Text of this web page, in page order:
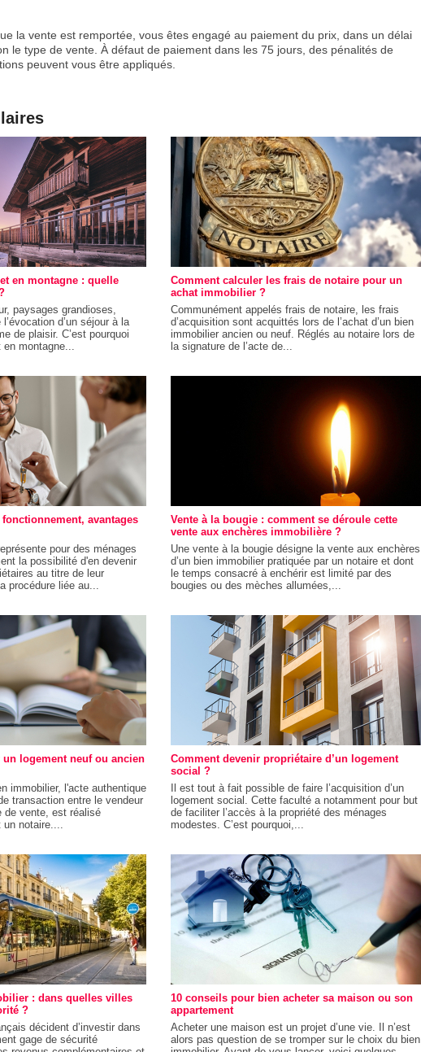
la vente est remportée, vous êtes engagé au paiement du prix, dans un délai
le type de vente. À défaut de paiement dans les 75 jours, des pénalités de
peuvent vous être appliqués.
en montagne : quelle
paysages grandioses,
d’un séjour à la
de plaisir. C’est pourquoi
montagne...
Comment calculer les frais de notaire pour un
achat immobilier ?
Communément appelés frais de notaire, les frais
d’acquisition sont acquittés lors de l’achat d’un bien
immobilier ancien ou neuf. Réglés au notaire lors de
la signature de l’acte de...
avantages
pour des ménages
la possibilité d'en devenir
au titre de leur
procédure liée au...
Vente à la bougie : comment se déroule cette
vente aux enchères immobilière ?
Une vente à la bougie désigne la vente aux enchères
d’un bien immobilier pratiquée par un notaire et dont
le temps consacré à enchérir est limité par des
bougies ou des mèches allumées,...
logement neuf ou ancien
immobilier, l'acte authentique
transaction entre le vendeur
de vente, est réalisé
un notaire....
Comment devenir propriétaire d’un logement
social ?
Il est tout à fait possible de faire l’acquisition d’un
logement social. Cette faculté a notamment pour but
de faciliter l’accès à la propriété des ménages
modestes. C’est pourquoi,...
: dans quelles villes
?
décident d’investir dans
gage de sécurité
10 conseils pour bien acheter sa maison ou son
appartement
Acheter une maison est un projet d’une vie. Il n’est
alors pas question de se tromper sur le choix du bien